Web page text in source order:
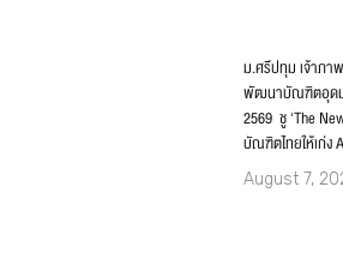
ม.ศรีปทุม เจ้าภา
พัฒนาบัณฑิตอุดม
2569 ชู ‘The
บัณฑิตไทยให้เก่ง
August 7,